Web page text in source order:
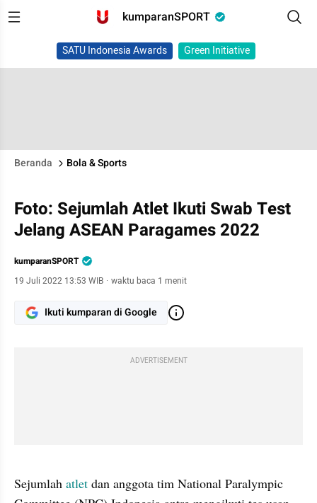
kumparanSPORT
SATU Indonesia Awards Green Initiative
Beranda Bola & Sports
Foto: Sejumlah Atlet Ikuti Swab Test
Jelang ASEAN Paragames 2022
kumparanSPORT
19 Juli 2022 13:53 WIB · waktu baca 1 menit
Ikuti kumparan di Google
ADVERTISEMENT
Sejumlah atlet dan anggota tim National Paralympic